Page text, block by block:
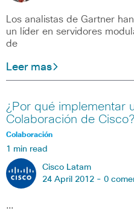
Los analistas de Gartner
un líder en servidores
de
Leer mas
¿Por qué implementar
Colaboración de Cisco?
Colaboración
1 min read
Cisco Latam
24 April 2012 - 0
…